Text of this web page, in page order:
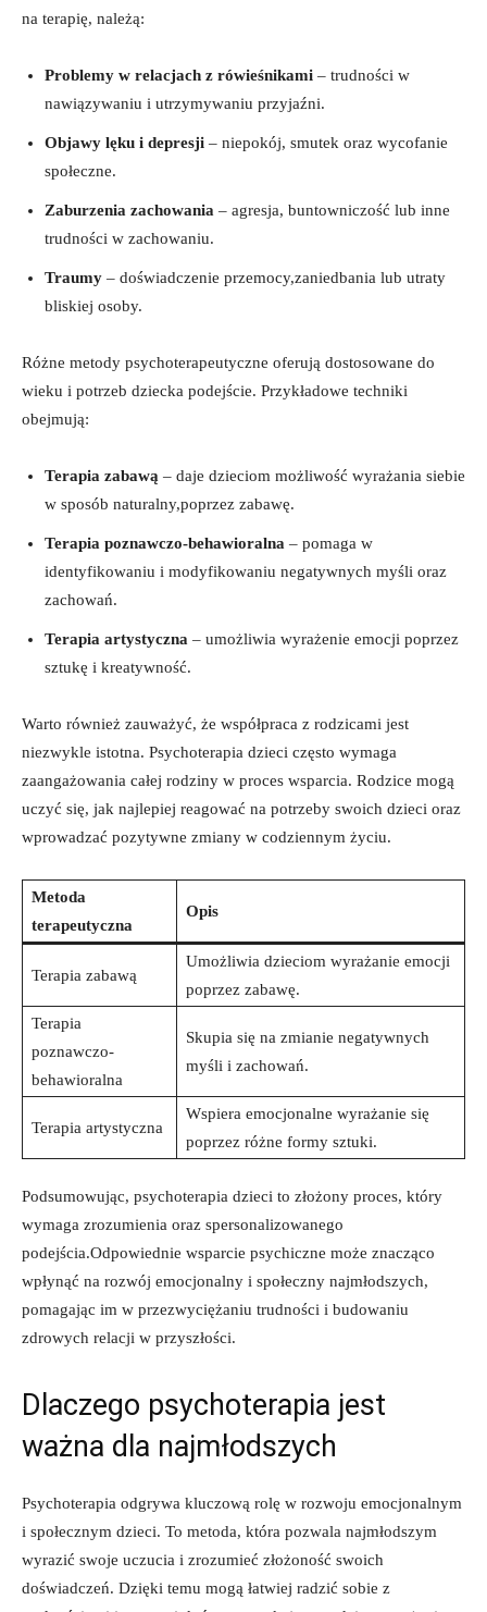
na terapię, należą:
Problemy w relacjach z rówieśnikami – trudności w
nawiązywaniu i utrzymywaniu przyjaźni.
Objawy lęku i depresji – niepokój, smutek oraz wycofanie
społeczne.
Zaburzenia zachowania – agresja, buntowniczość lub inne
trudności w zachowaniu.
Traumy – doświadczenie przemocy,zaniedbania lub utraty
bliskiej osoby.
Różne metody psychoterapeutyczne oferują dostosowane do
wieku i potrzeb dziecka podejście. Przykładowe techniki
obejmują:
Terapia zabawą – daje dzieciom możliwość wyrażania siebie
w sposób naturalny,poprzez zabawę.
Terapia poznawczo-behawioralna – pomaga w
identyfikowaniu i modyfikowaniu negatywnych myśli oraz
zachowań.
Terapia artystyczna – umożliwia wyrażenie emocji poprzez
sztukę i kreatywność.
Warto również zauważyć, że współpraca z rodzicami jest
niezwykle istotna. Psychoterapia dzieci często wymaga
zaangażowania całej rodziny w proces wsparcia. Rodzice mogą
uczyć się, jak najlepiej reagować na potrzeby swoich dzieci oraz
wprowadzać pozytywne zmiany w codziennym życiu.
Metoda
terapeutyczna
Opis
Terapia zabawą
Umożliwia dzieciom wyrażanie emocji
poprzez zabawę.
Terapia
poznawczo-
behawioralna
Skupia się na zmianie negatywnych
myśli i zachowań.
Terapia artystyczna
Wspiera emocjonalne wyrażanie się
poprzez różne formy sztuki.
Podsumowując, psychoterapia dzieci to złożony proces, który
wymaga zrozumienia oraz spersonalizowanego
podejścia.Odpowiednie wsparcie psychiczne może znacząco
wpłynąć na rozwój emocjonalny i społeczny najmłodszych,
pomagając im w przezwyciężaniu trudności i budowaniu
zdrowych relacji w przyszłości.
Dlaczego psychoterapia jest
ważna dla najmłodszych
Psychoterapia odgrywa kluczową rolę w rozwoju emocjonalnym
i społecznym dzieci. To metoda, która pozwala najmłodszym
wyrazić swoje uczucia i zrozumieć złożoność swoich
doświadczeń. Dzięki temu mogą łatwiej radzić sobie z